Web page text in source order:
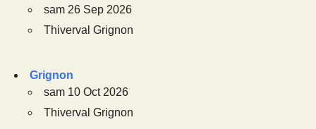
sam 26 Sep 2026
Thiverval Grignon
Grignon
sam 10 Oct 2026
Thiverval Grignon